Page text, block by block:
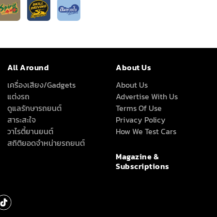
All Around
เครื่องเสียง/Gadgets
แต่งรถ
ดูแลรักษารถยนต์
สาระสะใจ
วาไรตี้ยานยนต์
สถิติยอดจำหน่ายรถยนต์
About Us
About Us
Advertise With Us
Terms Of Use
Privacy Policy
How We Test Cars
Magazine &
Subscriptions